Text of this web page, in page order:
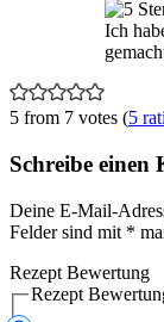
Ich
5 from 7 votes (5
Schreibe einen
Deine E-Mail-
Felder sind mit *
Rezept Bewertung
Rezept